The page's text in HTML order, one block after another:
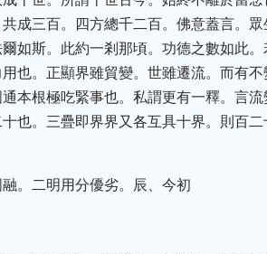
成三百。四方總千二百。佛意蓋言。眾
如斯。此約一剎那頃。功德之數如此
也。正顯界雖貿變。世雖遷流。而有
本根極吃緊事也。私謂更有一釋。言
也。三疊即界界又各互具十界。則百
。二明用分優劣。辰、今初